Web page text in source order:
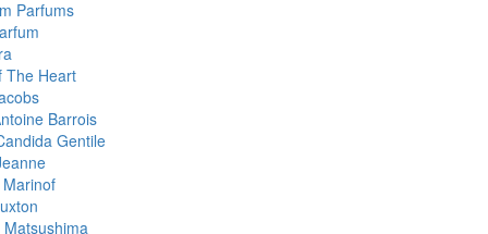
Parfums
The Heart
Barrois
Gentile